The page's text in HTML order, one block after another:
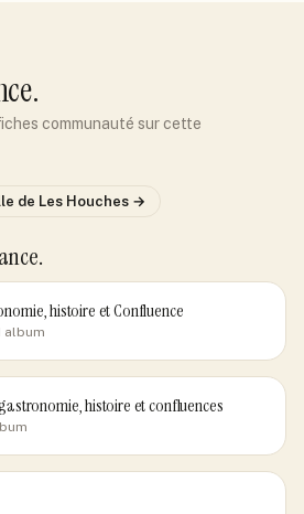
.
communauté sur cette
de Les Houches →
.
histoire et Confluence
album
histoire et confluences